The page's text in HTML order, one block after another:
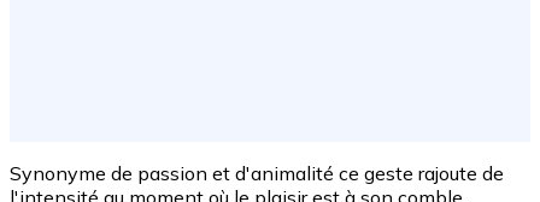
Synonyme de passion et d'animalité ce geste rajoute de